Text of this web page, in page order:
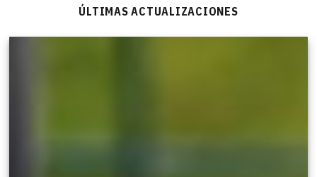
ÚLTIMAS ACTUALIZACIONES